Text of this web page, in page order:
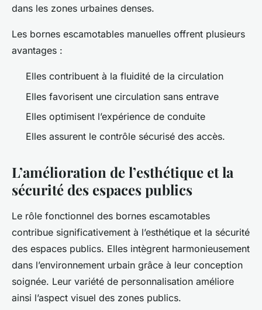
dans les zones urbaines denses.
Les bornes escamotables manuelles offrent plusieurs
avantages :
Elles contribuent à la fluidité de la circulation
Elles favorisent une circulation sans entrave
Elles optimisent l’expérience de conduite
Elles assurent le contrôle sécurisé des accès.
L’amélioration de l’esthétique et la
sécurité des espaces publics
Le rôle fonctionnel des bornes escamotables
contribue significativement à l’esthétique et la sécurité
des espaces publics. Elles intègrent harmonieusement
dans l’environnement urbain grâce à leur conception
soignée. Leur variété de personnalisation améliore
ainsi l’aspect visuel des zones publics.